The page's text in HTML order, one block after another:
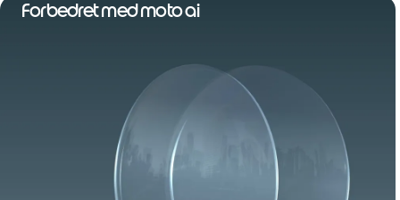
Forbedret med moto ai